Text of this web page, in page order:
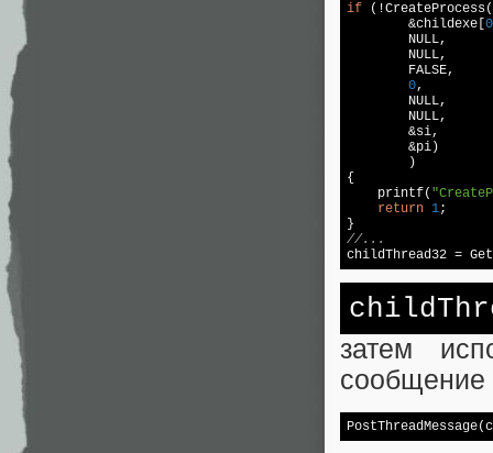
if (!CreateProcess(
        &childexe[
0
NULL
NULL
0
NULL
NULL
        )
{
printf(
return 1;
//...
childThread32 =
затем
сообщение